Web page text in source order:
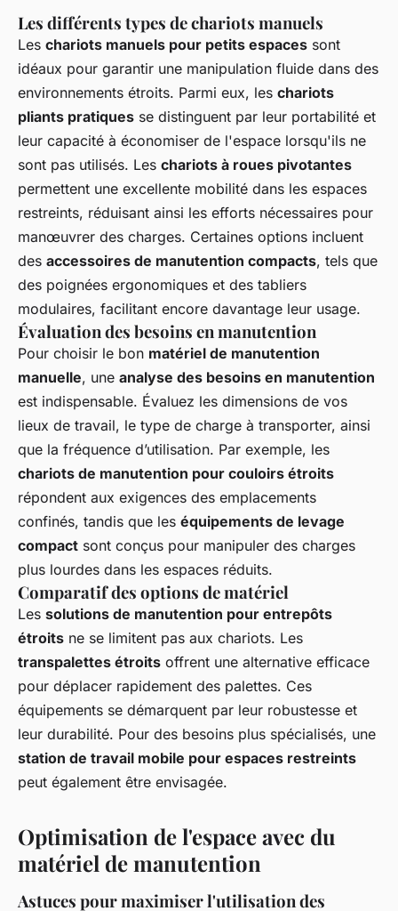
Les différents types de chariots manuels
Les chariots manuels pour petits espaces sont
idéaux pour garantir une manipulation fluide dans des
environnements étroits. Parmi eux, les chariots
pliants pratiques se distinguent par leur portabilité et
leur capacité à économiser de l'espace lorsqu'ils ne
sont pas utilisés. Les chariots à roues pivotantes
permettent une excellente mobilité dans les espaces
restreints, réduisant ainsi les efforts nécessaires pour
manœuvrer des charges. Certaines options incluent
des accessoires de manutention compacts, tels que
des poignées ergonomiques et des tabliers
modulaires, facilitant encore davantage leur usage.
Évaluation des besoins en manutention
Pour choisir le bon matériel de manutention
manuelle, une analyse des besoins en manutention
est indispensable. Évaluez les dimensions de vos
lieux de travail, le type de charge à transporter, ainsi
que la fréquence d’utilisation. Par exemple, les
chariots de manutention pour couloirs étroits
répondent aux exigences des emplacements
confinés, tandis que les équipements de levage
compact sont conçus pour manipuler des charges
plus lourdes dans les espaces réduits.
Comparatif des options de matériel
Les solutions de manutention pour entrepôts
étroits ne se limitent pas aux chariots. Les
transpalettes étroits offrent une alternative efficace
pour déplacer rapidement des palettes. Ces
équipements se démarquent par leur robustesse et
leur durabilité. Pour des besoins plus spécialisés, une
station de travail mobile pour espaces restreints
peut également être envisagée.
Optimisation de l'espace avec du
matériel de manutention
Astuces pour maximiser l'utilisation des